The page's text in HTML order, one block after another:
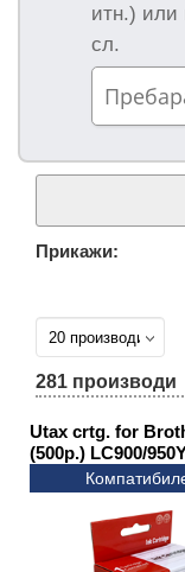
итн.) или
сл.
Прикажи:
281 производи
Green (10)
Various (18)
Сите
кертриџи
без
глава
(212)
Инк
кертриџи
со глава
Utax crtg. for
(500p.) LC900/